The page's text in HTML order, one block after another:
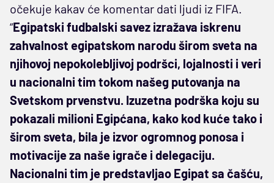
očekuje kakav će komentar dati ljudi iz FIFA.
“Egipatski fudbalski savez izražava iskrenu
zahvalnost egipatskom narodu širom sveta na
njihovoj nepokolebljivoj podršci, lojalnosti i veri
u nacionalni tim tokom našeg putovanja na
Svetskom prvenstvu. Izuzetna podrška koju su
pokazali milioni Egipćana, kako kod kuće tako i
širom sveta, bila je izvor ogromnog ponosa i
motivacije za naše igrače i delegaciju.
Nacionalni tim je predstavljao Egipat sa čašću,